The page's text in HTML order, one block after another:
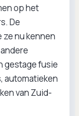
op het
De
ze nu kennen
gestage fusie
automatieken
van Zuid-